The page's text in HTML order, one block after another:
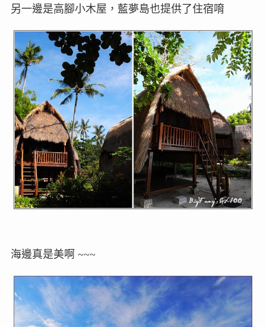
另一邊是高腳小木屋，藍夢島也提供了住宿唷
海邊真是美啊 ~~~